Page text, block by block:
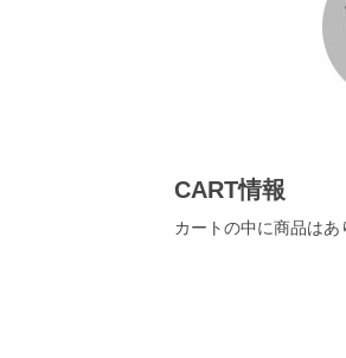
CART情報
カートの中に商品はあ